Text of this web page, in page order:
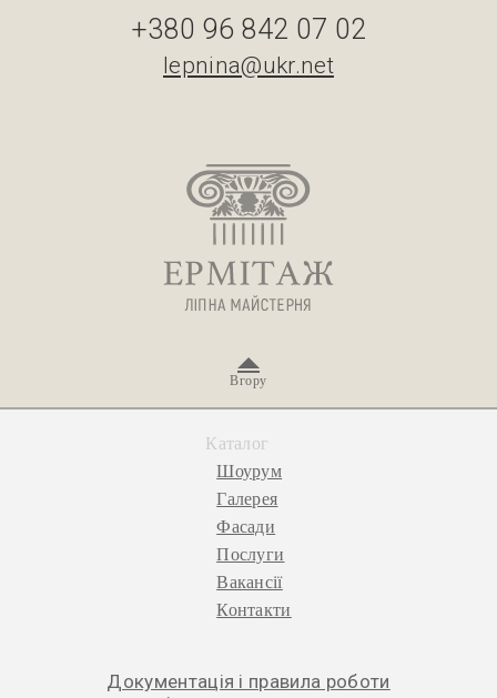
+380 96 842 07 02
lepnina@ukr.net
Вгору
Каталог
Шоурум
Галерея
Фасади
Послуги
Вакансії
Контакти
Документація і правила роботи